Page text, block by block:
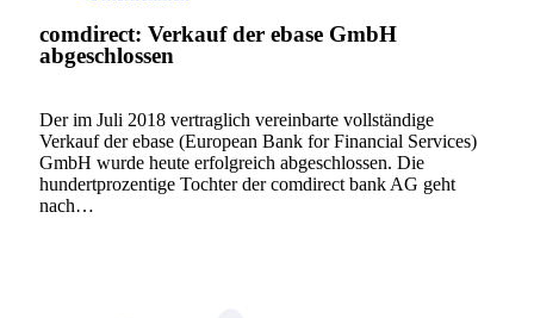
comdirect: Verkauf der ebase GmbH
abgeschlossen
Der im Juli 2018 vertraglich vereinbarte vollständige
Verkauf der ebase (European Bank for Financial Services)
GmbH wurde heute erfolgreich abgeschlossen. Die
hundertprozentige Tochter der comdirect bank AG geht
nach…